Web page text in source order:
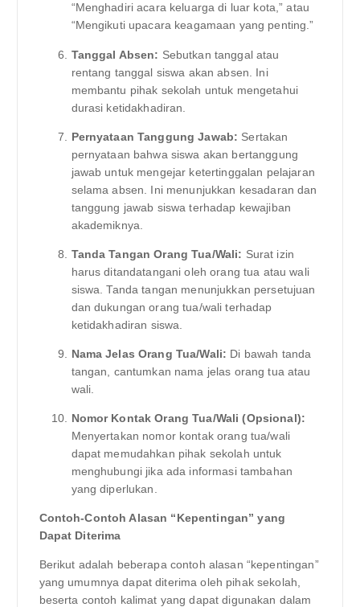
“Menghadiri acara keluarga di luar kota,” atau
“Mengikuti upacara keagamaan yang penting.”
Tanggal Absen: Sebutkan tanggal atau
rentang tanggal siswa akan absen. Ini
membantu pihak sekolah untuk mengetahui
durasi ketidakhadiran.
Pernyataan Tanggung Jawab: Sertakan
pernyataan bahwa siswa akan bertanggung
jawab untuk mengejar ketertinggalan pelajaran
selama absen. Ini menunjukkan kesadaran dan
tanggung jawab siswa terhadap kewajiban
akademiknya.
Tanda Tangan Orang Tua/Wali: Surat izin
harus ditandatangani oleh orang tua atau wali
siswa. Tanda tangan menunjukkan persetujuan
dan dukungan orang tua/wali terhadap
ketidakhadiran siswa.
Nama Jelas Orang Tua/Wali: Di bawah tanda
tangan, cantumkan nama jelas orang tua atau
wali.
Nomor Kontak Orang Tua/Wali (Opsional):
Menyertakan nomor kontak orang tua/wali
dapat memudahkan pihak sekolah untuk
menghubungi jika ada informasi tambahan
yang diperlukan.
Contoh-Contoh Alasan “Kepentingan” yang
Dapat Diterima
Berikut adalah beberapa contoh alasan “kepentingan”
yang umumnya dapat diterima oleh pihak sekolah,
beserta contoh kalimat yang dapat digunakan dalam